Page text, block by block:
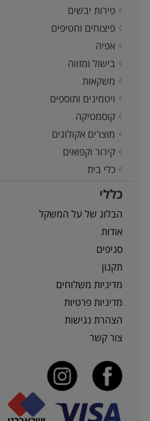
פירות יבשים
פיצוחים וחטיפים
אפיה
בישול ומזווה
משקאות
ויטמינים ותוספים
קוסמטיקה
מוצרים אקולוגים
קירור וקפואים
כלי בית
כללי
הבלוג של על המשקל
אודות
סניפים
תקנון
מדיניות משלוחים
מדיניות פרטיות
הצהרת נגישות
צור קשר